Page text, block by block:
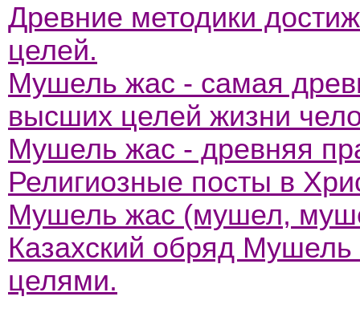
Древние методики
целей.
Мушель жас - самая
высших целей жизни
Мушель жас - древняя
Религиозные посты в
Мушель жас (мушел,
Казахский обряд
целями.